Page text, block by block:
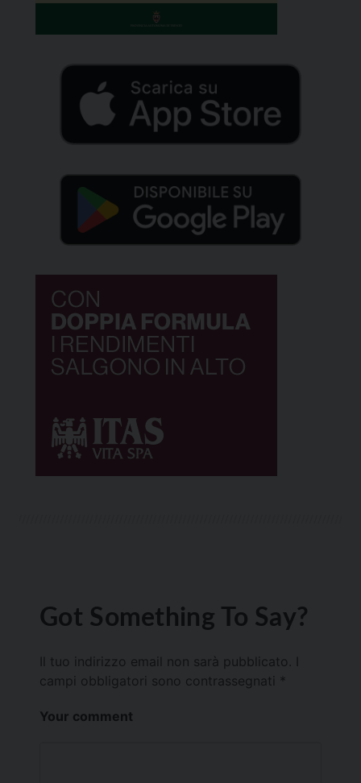
Got Something To Say?
Il tuo indirizzo email non sarà pubblicato.
campi obbligatori sono contrassegnati *
Your comment